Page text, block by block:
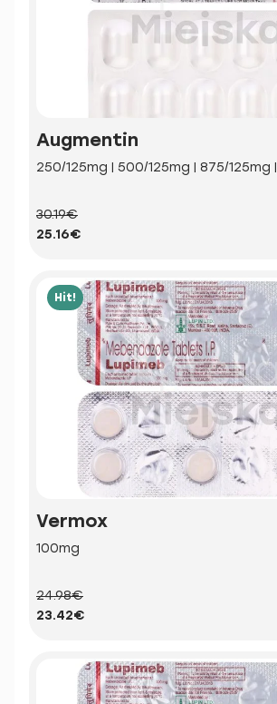
Augmentin
250/125mg | 500/125mg | 875/
30.19€
25.16€
Hit!
Vermox
100mg
24.98€
23.42€